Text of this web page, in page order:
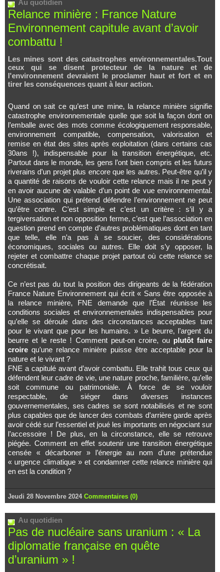
Au quotidien
Relance minière : France Nature
Environnement capitule avant d’avoir
combattu !
Les mines sont des catastrophes environnementales.Tout
ceux qui se disent protecteur de la nature et de
l'environnement devraient le proclamer haut et fort et en
tirer les conséquences quant à leur action.
Quand on sait ce qu’est une mine, la relance minière signifie
catastrophe environnementale quelle que soit la façon dont on
l’emballe avec des mots comme écologiquement responsable,
environnement compatible, compensation, valorisation et
remise en état des sites après exploitation (dans certains cas
30ans !), indispensable pour la transition énergétique, etc.
Partout dans le monde, les gens l’ont bien compris et les futurs
riverains d’un projet plus encore que les autres. Peut-être qu’il y
a quantité de raisons de vouloir cette relance mais il ne peut y
en avoir aucune de valable d’un point de vue environnemental.
Une association qui prétend défendre l’environnement ne peut
qu’être contre. C’est simple et c’est un critère : s’il y a
tergiversation et non opposition ferme, c’est que l’association en
question prend en compte d’autres problématiques dont en tant
que telle, elle n’a pas à se soucier, des considérations
économiques, sociales ou autres. Elle doit s’y opposer, la
rejeter et combattre chaque projet partout où cette relance se
concrétisait.
Ce n’est pas du tout la position des dirigeants de la fédération
France Nature Environnement qui écrit « Sans être opposée à
la relance minière, FNE demande que l’État réunisse les
conditions sociales et environnementales indispensables pour
qu’elle se déroule dans des circonstances acceptables tant
pour le vivant que pour les humains. » Le beurre, l’argent du
beurre et le reste ! Comment peut-on croire, ou plutôt faire
croire qu’une relance minière puisse être acceptable pour la
nature et le vivant ?
FNE a capitulé avant d’avoir combattu. Elle trahit tous ceux qui
défendent leur cadre de vie, une nature proche, familière, qu’elle
soit commune ou patrimoniale. À force de se vouloir
respectable, de siéger dans diverses instances
gouvernementales, ses cadres se sont notabilisés et ne sont
plus capables que de lancer des combats d’arrière garde après
avoir cédé sur l’essentiel et joué les importants en négociant sur
l’accessoire ! De plus, en la circonstance, elle se retrouve
piégée. Comment en effet soutenir une transition énergétique
censée « décarboner » l’énergie au nom d’une prétendue
« urgence climatique » et condamner cette relance minière qui
en est la condition ?
Jeudi 28 Novembre 2024 Commentaires (0)
Au quotidien
Pas de nucléaire sans uranium : « La
diplomatie française en quête
d’uranium » !